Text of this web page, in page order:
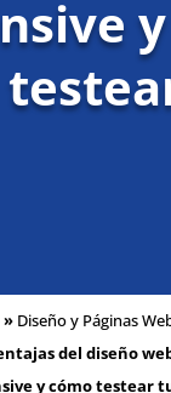
y
» Diseño y Páginas
del diseño
y cómo testear